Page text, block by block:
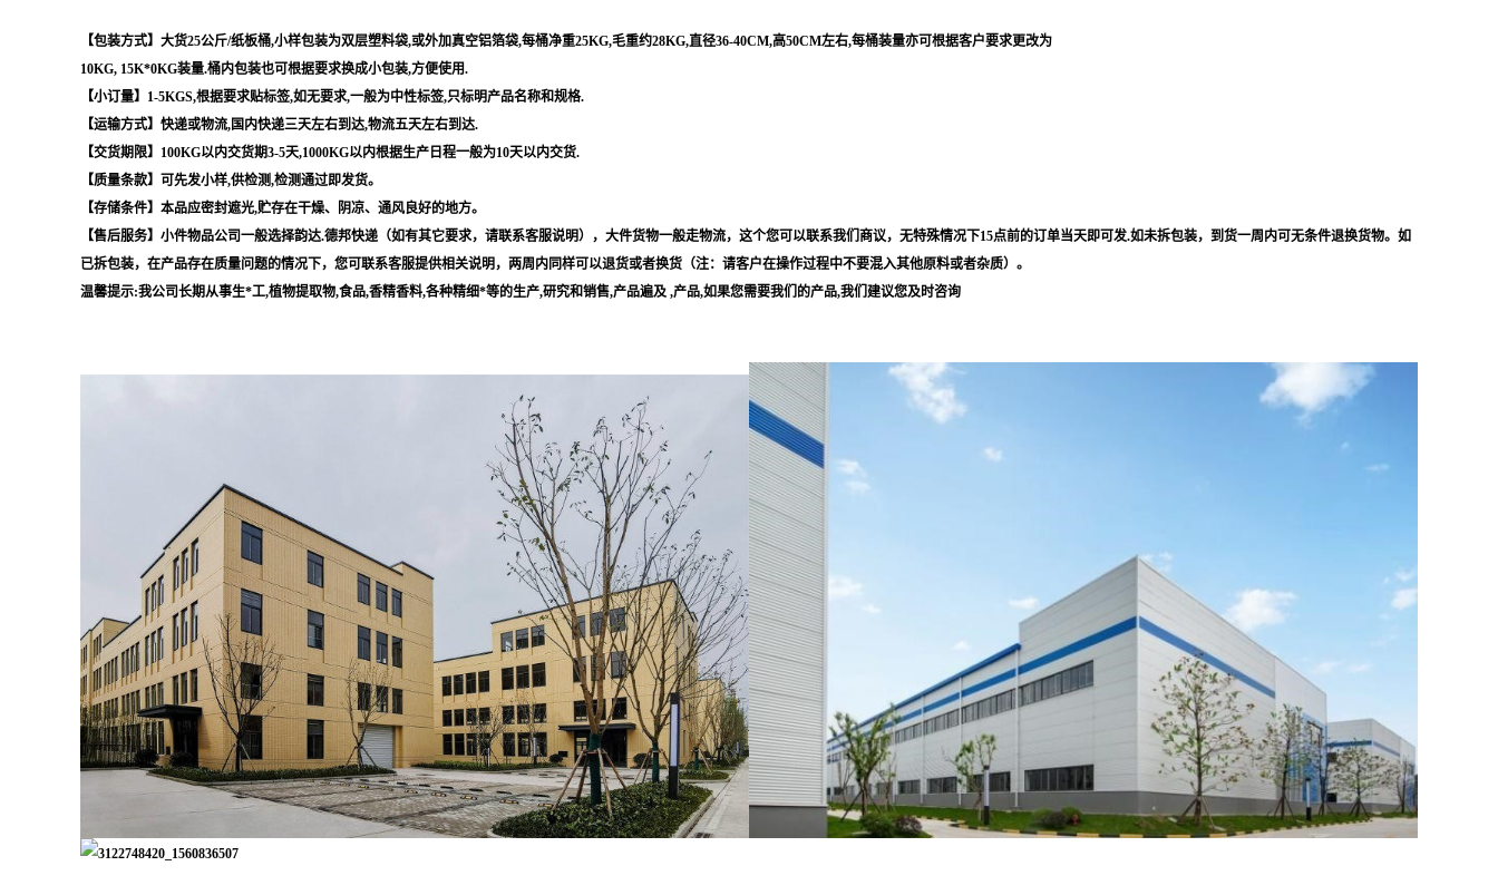
【包装方式】大货25公斤/纸板桶,小样包装为双层塑料袋,或外加真空铝箔袋,每桶净重25KG,毛重约28KG,直径36-40CM,高50CM左右,每桶装量亦可根据客户要求更改为
10KG, 15K*0KG装量.桶内包装也可根据要求换成小包装,方便使用.
【小订量】1-5KGS,根据要求贴标签,如无要求,一般为中性标签,只标明产品名称和规格.
【运输方式】快递或物流,国内快递三天左右到达,物流五天左右到达.
【交货期限】100KG以内交货期3-5天,1000KG以内根据生产日程一般为10天以内交货.
【质量条款】可先发小样,供检测,检测通过即发货。
【存储条件】本品应密封遮光,贮存在干燥、阴凉、通风良好的地方。
【售后服务】小件物品公司一般选择韵达.德邦快递（如有其它要求，请联系客服说明），大件货物一般走物流，这个您可以联系我们商议，无特殊情况下15点前的订单当天即可发.如未拆包装，到货一周内可无条件退换货物。如
已拆包装，在产品存在质量问题的情况下，您可联系客服提供相关说明，两周内同样可以退货或者换货（注：请客户在操作过程中不要混入其他原料或者杂质）。
温馨提示:我公司长期从事生*工,植物提取物,食品,香精香料,各种精细*等的生产,研究和销售,产品遍及 ,产品,如果您需要我们的产品,我们建议您及时咨询